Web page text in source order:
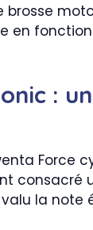
en
:
Force
consacré
la